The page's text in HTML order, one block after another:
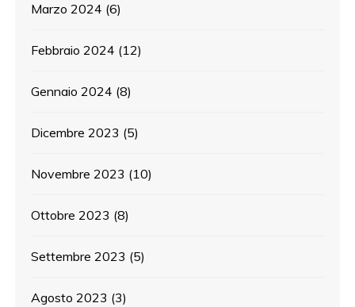
Marzo 2024 (6)
Febbraio 2024 (12)
Gennaio 2024 (8)
Dicembre 2023 (5)
Novembre 2023 (10)
Ottobre 2023 (8)
Settembre 2023 (5)
Agosto 2023 (3)